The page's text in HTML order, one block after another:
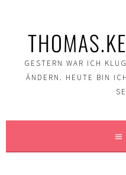
GESTERN WAR ICH
ÄNDERN. HEUTE BIN